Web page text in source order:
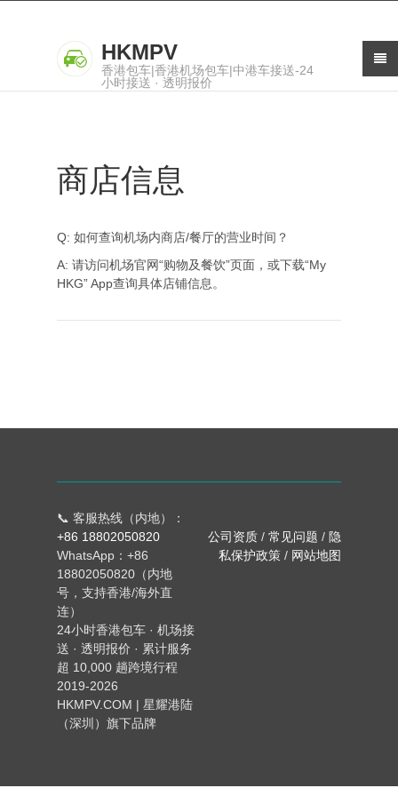
HKMPV
香港包车|香港机场包车|中港车接送-24
小时接送 · 透明报价
商店信息
Q: 如何查询机场内商店/餐厅的营业时间？
A: 请访问机场官网“购物及餐饮”页面，或下载“My
HKG” App查询具体店铺信息。
📞 客服热线（内地）：
+86 18802050820
WhatsApp：+86
18802050820（内地
号，支持香港/海外直
连）
24小时香港包车 · 机场接
送 · 透明报价 · 累计服务
超 10,000 趟跨境行程
2019-2026
HKMPV.COM | 星耀港陆
（深圳）旗下品牌
公司资质 / 常见问题 / 隐
私保护政策 / 网站地图